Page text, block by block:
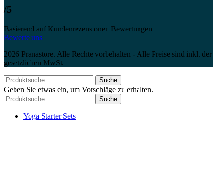
/5
Basierend auf Kundenrezensionen Bewertungen
Bewerte uns
2026 Pranastore. Alle Rechte vorbehalten - Alle Preise sind inkl. der
gesetzlichen MwSt.
Suche
Geben Sie etwas ein, um Vorschläge zu erhalten.
Suche
Yoga Starter Sets